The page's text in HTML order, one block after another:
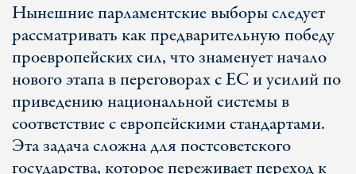
Нынешние парламентские выборы следует
рассматривать как предварительную победу
проевропейских сил, что знаменует начало
нового этапа в переговорах с ЕС и усилий по
приведению национальной системы в
соответствие с европейскими стандартами.
Эта задача сложна для постсоветского
государства, которое переживает переход к